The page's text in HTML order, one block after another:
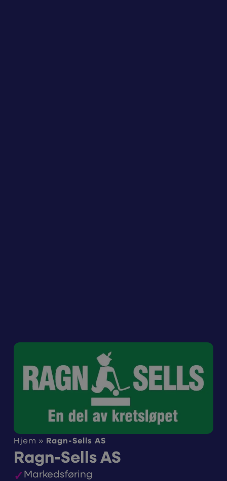
Hjem » Ragn-Sells AS
Ragn-Sells AS
Markedsføring